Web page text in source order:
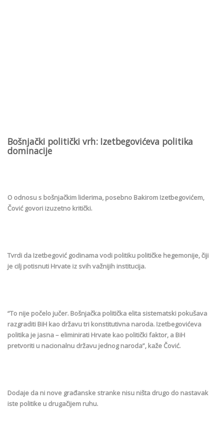
Bošnjački politički vrh: Izetbegovićeva politika
dominacije
O odnosu s bošnjačkim liderima, posebno Bakirom Izetbegovićem,
Čović govori izuzetno kritički.
Tvrdi da Izetbegović godinama vodi politiku političke hegemonije, čiji
je cilj potisnuti Hrvate iz svih važnijih institucija.
“To nije počelo jučer. Bošnjačka politička elita sistematski pokušava
razgraditi BiH kao državu tri konstitutivna naroda. Izetbegovićeva
politika je jasna – eliminirati Hrvate kao politički faktor, a BiH
pretvoriti u nacionalnu državu jednog naroda”, kaže Čović.
Dodaje da ni nove građanske stranke nisu ništa drugo do nastavak
iste politike u drugačijem ruhu.